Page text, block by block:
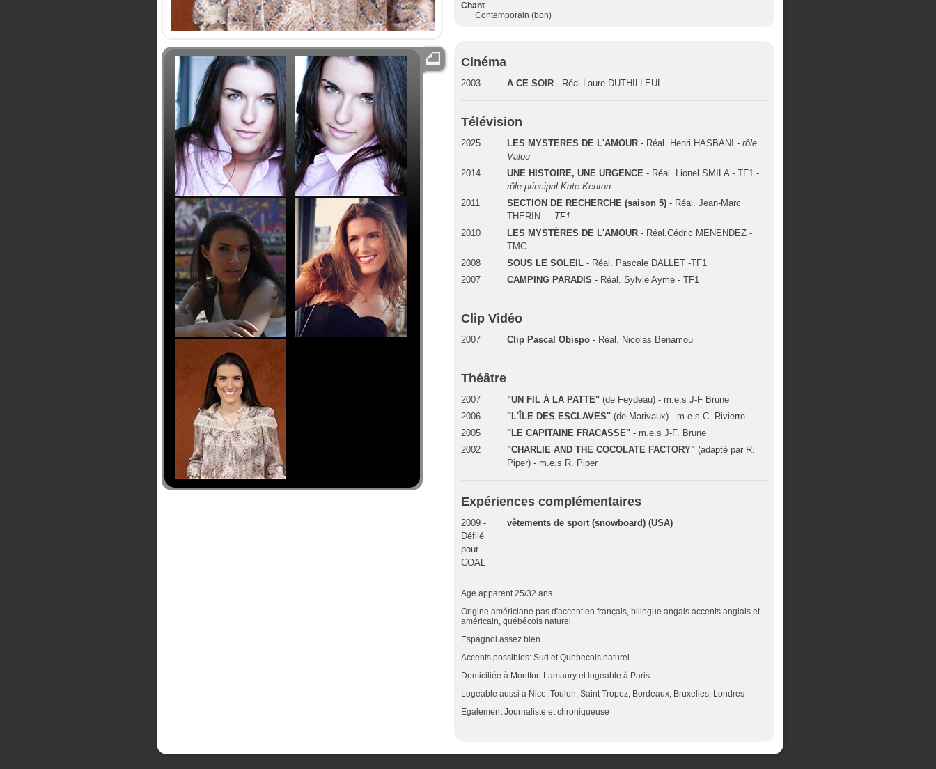
Chant
Contemporain (bon)
Cinéma
2003 A CE SOIR - Réal.Laure DUTHILLEUL
Télévision
2025 LES MYSTERES DE L'AMOUR - Réal. Henri HASBANI -rôle
Valou
2014
UNE HISTOIRE, UNE URGENCE - Réal. Lionel SMILA - TF1 -
rôle principal Kate Kenton
2011
SECTION DE RECHERCHE (saison 5) - Réal. Jean-Marc
THERIN -- TF1
2010
LES MYSTÈRES DE L'AMOUR - Réal.Cédric MENENDEZ -
TMC
2008
SOUS LE SOLEIL - Réal. Pascale DALLET -TF1
2007
CAMPING PARADIS - Réal. Sylvie Ayme - TF1
Clip Vidéo
2007 Clip Pascal Obispo - Réal. Nicolas Benamou
Théâtre
2007 "UN FIL À LA PATTE" (de Feydeau) - m.e.s J-F Brune
2006
"L'ÎLE DES ESCLAVES" (de Marivaux) - m.e.s C. Rivierre
2005
"LE CAPITAINE FRACASSE" - m.e.s J-F. Brune
2002
"CHARLIE AND THE COCOLATE FACTORY" (adapté par R.
Piper) - m.e.s R. Piper
Expériences complémentaires
2009 -
Défilé
pour
COAL
vêtements de sport (snowboard) (USA)
Age apparent 25/32 ans
Origine américiane pas d'accent en français, bilingue angais accents anglais et
américain, québécois naturel
Espagnol assez bien
Accents possibles: Sud et Quebecois naturel
Domiciliée à Montfort Lamaury et logeable à Paris
Logeable aussi à Nice, Toulon, Saint Tropez, Bordeaux, Bruxelles, Londres
Egalement Journaliste et chroniqueuse